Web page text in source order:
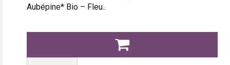
Aubépine* Bio – Fleu..